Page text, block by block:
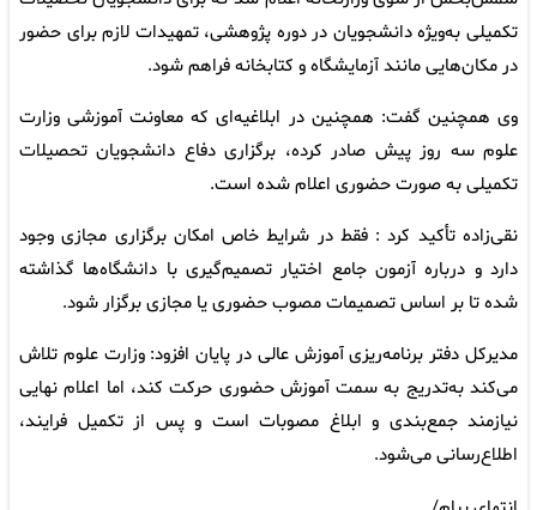
تکمیلی به‌ویژه دانشجویان در دوره پژوهشی، تمهیدات لازم برای حضور
در مکان‌هایی مانند آزمایشگاه و کتابخانه فراهم شود.
وی همچنین گفت: همچنین در ابلاغیه‌ای که معاونت آموزشی وزارت
علوم سه روز پیش صادر کرده، برگزاری دفاع دانشجویان تحصیلات
تکمیلی به صورت حضوری اعلام شده است.
نقی‌زاده تأکید کرد : فقط در شرایط خاص امکان برگزاری مجازی وجود
دارد و درباره آزمون جامع اختیار تصمیم‌گیری با دانشگاه‌ها گذاشته
شده تا بر اساس تصمیمات مصوب حضوری یا مجازی برگزار شود.
مدیرکل دفتر برنامه‌ریزی آموزش عالی در پایان افزود: وزارت علوم تلاش
می‌کند به‌تدریج به سمت آموزش حضوری حرکت کند، اما اعلام نهایی
نیازمند جمع‌بندی و ابلاغ مصوبات است و پس از تکمیل فرایند،
اطلاع‌رسانی می‌شود.